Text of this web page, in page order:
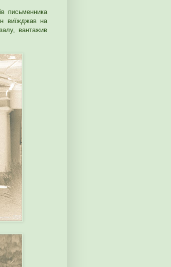
письменника
виїжджав на
вантажив